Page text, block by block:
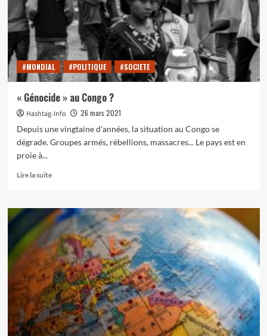
l’égalité
Sarah
McBride
#MONDIAL #POLITIQUE #SOCIETE
« Génocide » au Congo ?
Hashtag-Info
26 mars 2021
Depuis une vingtaine d'années, la situation au Congo se
dégrade. Groupes armés, rébellions, massacres... Le pays est en
proie à...
Lire la suiteEn
sur
« Génocide »
Congo
?